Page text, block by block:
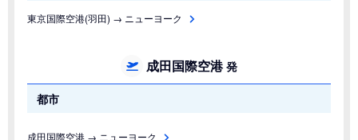
東京国際空港(羽田) → ニューヨーク
成田国際空港 発
都市
成田国際空港 → ニューヨーク